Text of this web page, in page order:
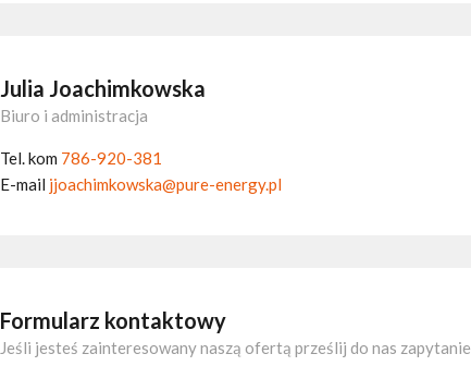
Julia Joachimkowska
Biuro i administracja
Tel. kom 786-920-381
E-mail jjoachimkowska@pure-energy.pl
Formularz kontaktowy
Jeśli jesteś zainteresowany naszą ofertą prześlij do nas zapytanie